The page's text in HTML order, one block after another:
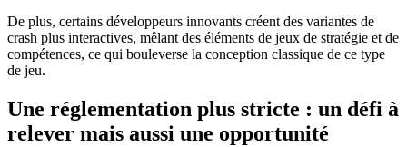
De plus, certains développeurs innovants créent des variantes de
crash plus interactives, mêlant des éléments de jeux de stratégie et de
compétences, ce qui bouleverse la conception classique de ce type
de jeu.
Une réglementation plus stricte : un défi à
relever mais aussi une opportunité